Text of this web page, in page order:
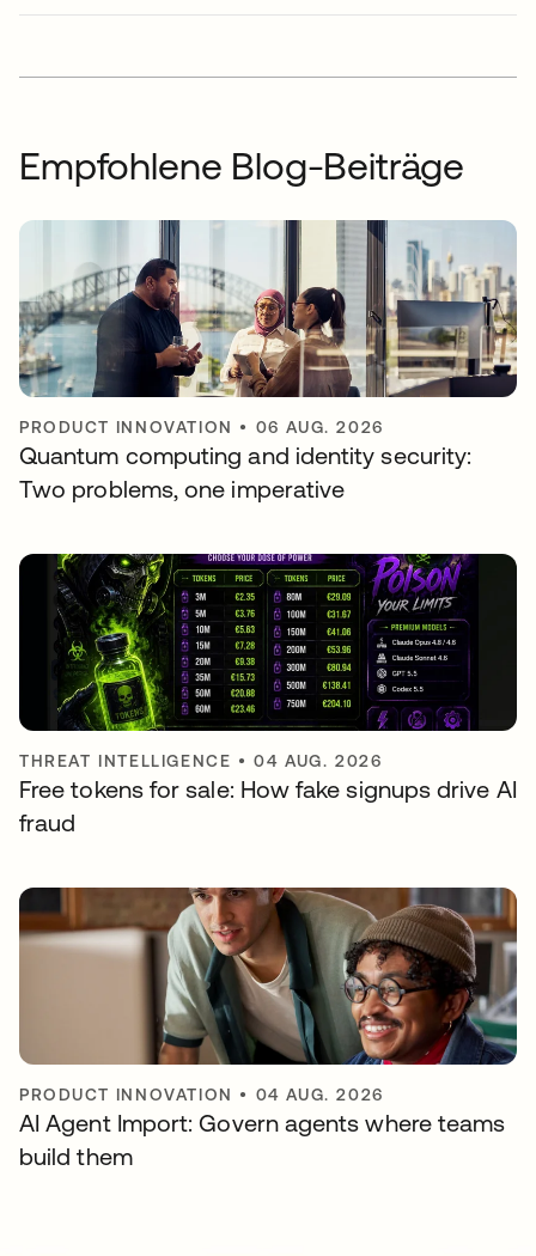
Empfohlene Blog-Beiträge
PRODUCT INNOVATION • 06 AUG. 2026
Quantum computing and identity security:
Two problems, one imperative
THREAT INTELLIGENCE •04 AUG. 2026
Free tokens for sale: How fake signups drive AI
fraud
PRODUCT INNOVATION • 04 AUG. 2026
AI Agent Import: Govern agents where teams
build them